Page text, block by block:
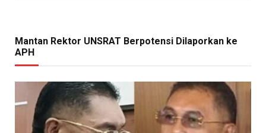
Mantan Rektor UNSRAT Berpotensi Dilaporkan ke
APH